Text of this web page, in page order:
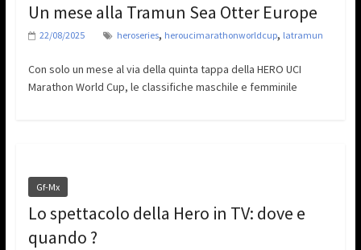
Un mese alla Tramun Sea Otter Europe
22/08/2025 heroseries, heroucimarathonworldcup, latramun
Con solo un mese al via della quinta tappa della HERO UCI
Marathon World Cup, le classifiche maschile e femminile
Gf-Mx
Lo spettacolo della Hero in TV: dove e
quando ?